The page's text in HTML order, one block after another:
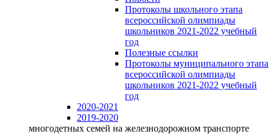
Протоколы школьного этапа
всероссийской олимпиады
школьников 2021-2022 учебный
год
Полезные ссылки
Протоколы муниципального этапа
всероссийской олимпиады
школьников 2021-2022 учебный
год
2020-2021
2019-2020
многодетных семей на железнодорожном транспорте